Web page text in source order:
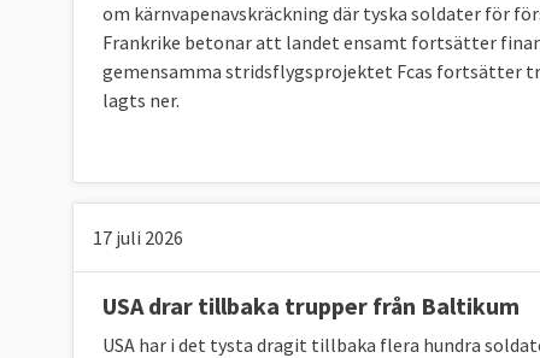
och försvarspolitiken.
leder all militär verksamhet inom EU.
planerar och genomför militära uppdrag och
försvarspolitik, GSFP. EUMC bidrar med
säkerhetspolitik (Kusp) som samlar EU-
utrikeschef.
om kärnvapenavskräckning där tyska soldater för
Frankrike betonar att landet ensamt fortsätter
gemensamma stridsflygsprojektet Fcas fortsätter
lagts ner.
17 juli 2026
USA drar tillbaka trupper från Baltikum
USA har i det tysta dragit tillbaka flera hundra